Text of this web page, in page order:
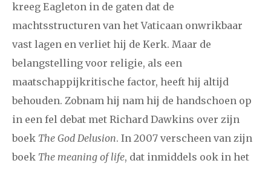
kreeg Eagleton in de gaten dat de
machtsstructuren van het Vaticaan onwrikbaar
vast lagen en verliet hij de Kerk. Maar de
belangstelling voor religie, als een
maatschappijkritische factor, heeft hij altijd
behouden. Zobnam hij nam hij de handschoen op
in een fel debat met Richard Dawkins over zijn
boek The God Delusion. In 2007 verscheen van zijn
boek The meaning of life, dat inmiddels ook in het